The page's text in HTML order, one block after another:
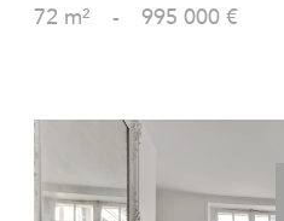
72 m² - 995 000 €